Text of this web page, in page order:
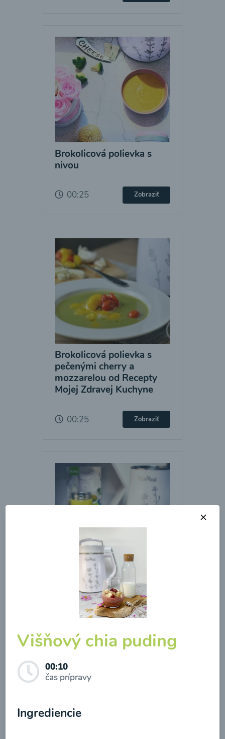
Brokolicová polievka s
nivou
00:25 Zobraziť
Brokolicová polievka s
pečenými cherry a
mozzarelou od Recepty
Mojej Zdravej Kuchyne
00:25 Zobraziť
Brokolicová polievka so
syrom
00:25 Zobraziť
Višňový chia puding
00:10
čas prípravy
Ingrediencie
Odber noviniek a akcií
Odoslaním registrácie na Newsletter súhlasím so